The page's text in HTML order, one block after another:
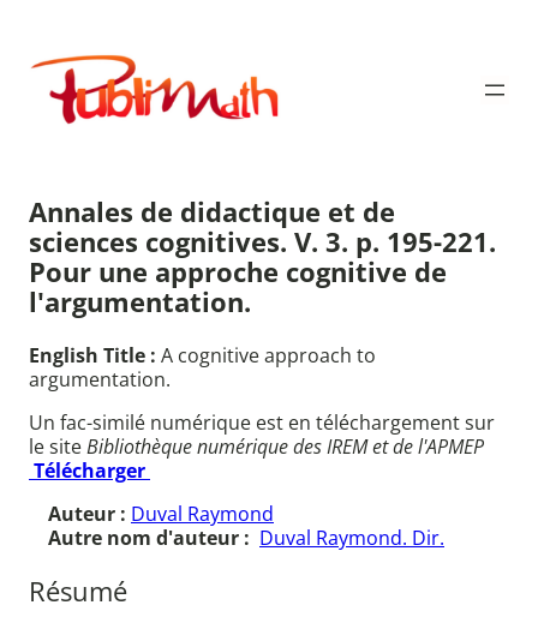
contenu
Publimath
Annales de didactique et de
sciences cognitives. V. 3. p. 195-221.
Pour une approche cognitive de
l'argumentation.
English Title : A cognitive approach to
argumentation.
Un fac-similé numérique est en téléchargement sur
le siteBibliothèque numérique des IREM et de l'APMEP
Télécharger
Auteur : Duval Raymond
Autre nom d'auteur : Duval Raymond. Dir.
Résumé